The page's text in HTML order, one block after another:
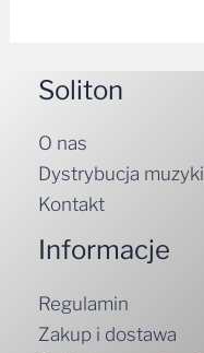
Soliton
O nas
Dystrybucja muzyki
Kontakt
Informacje
Regulamin
Zakup i dostawa